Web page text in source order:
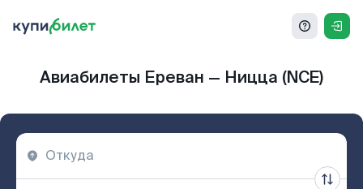
Авиабилеты Ереван — Ницца (NCE)